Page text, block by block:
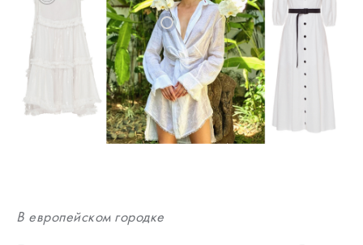
В европейском городке